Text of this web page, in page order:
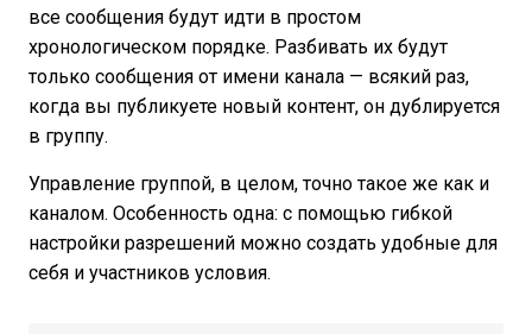
все сообщения будут идти в простом
хронологическом порядке. Разбивать их будут
только сообщения от имени канала — всякий раз,
когда вы публикуете новый контент, он дублируется
в группу.
Управление группой, в целом, точно такое же как и
каналом. Особенность одна: с помощью гибкой
настройки разрешений можно создать удобные для
себя и участников условия.